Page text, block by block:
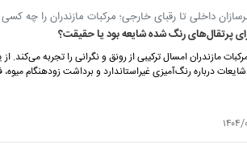
داخلی تا رقبای خارجی؛ مرکبات مازندران را چه
پرتقال‌های رنگ شده شایعه بود یا حقیقت؟
مرکبات مازندران امسال ترکیبی از رونق و نگرانی را تجربه
درباره رنگ‌آمیزی غیراستاندارد و برداشت زودهنگام
۱۵